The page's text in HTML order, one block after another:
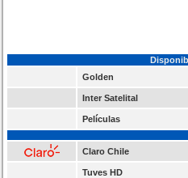
Golden
Inter Satelital
Películas
Claro Chile
Tuves HD